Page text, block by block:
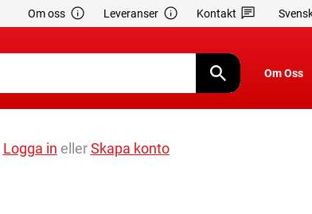
Om oss Leveranser Kontakt
Om Oss
Logga in ellerSkapa konto